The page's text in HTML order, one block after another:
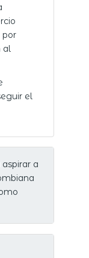
por
al
el
a